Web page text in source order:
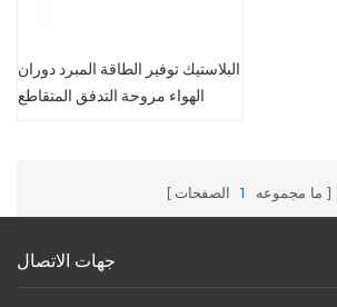
البلاستيك توفير الطاقة المبرد دوران
الهواء مروحة التدفق المتقاطع
ما مجموعه 1 الصفحات
جهات الاتصال